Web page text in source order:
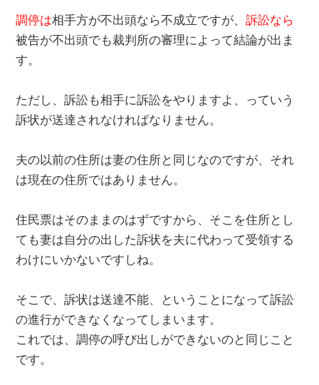
調停は相手方が不出頭なら不成立ですが、訴訟なら
被告が不出頭でも裁判所の審理によって結論が出ま
す。
ただし、訴訟も相手に訴訟をやりますよ、っていう
訴状が送達されなければなりません。
夫の以前の住所は妻の住所と同じなのですが、それ
は現在の住所ではありません。
住民票はそのままのはずですから、そこを住所とし
ても妻は自分の出した訴状を夫に代わって受領する
わけにいかないですしね。
そこで、訴状は送達不能、ということになって訴訟
の進行ができなくなってしまいます。
これでは、調停の呼び出しができないのと同じこと
です。